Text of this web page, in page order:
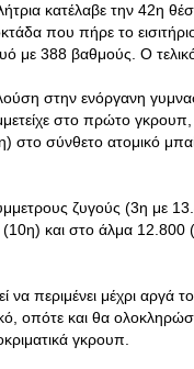
κατέλαβε την 42η
που πήρε το
με 388 βαθμούς. Ο
στην ενόργανη
στο πρώτο
σύνθετο ατομικό
ζυγούς (3η με
και στο άλμα 12.800
να περιμένει μέχρι αργά
οπότε και θα
γκρουπ.